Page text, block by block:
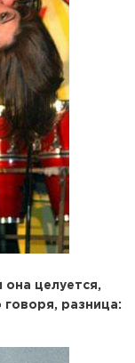
она целуется,
разница: